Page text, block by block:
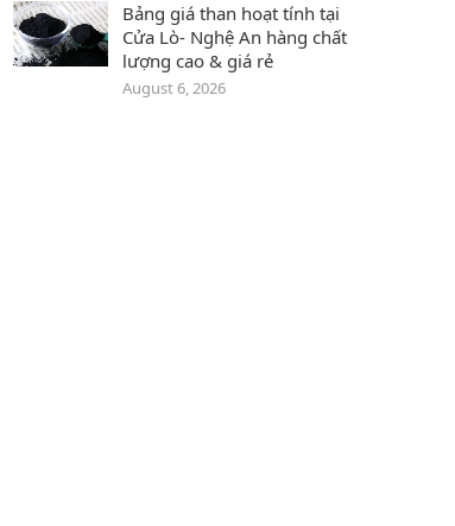
Bảng giá than hoạt tính tại
Cửa Lò- Nghệ An hàng chất
lượng cao & giá rẻ
August 6, 2026